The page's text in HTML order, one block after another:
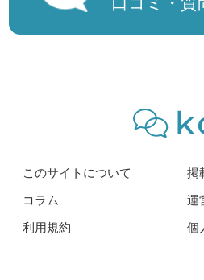
このサイトについて
掲
コラム
運
利用規約
個